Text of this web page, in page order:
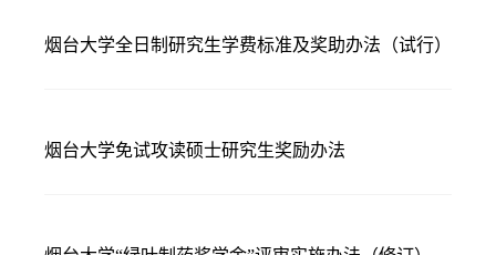
烟台大学全日制研究生学费标准及奖助办法（试行）
烟台大学免试攻读硕士研究生奖励办法